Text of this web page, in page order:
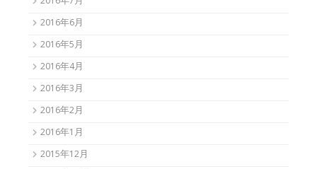
2016年6月
2016年5月
2016年4月
2016年3月
2016年2月
2016年1月
2015年12月